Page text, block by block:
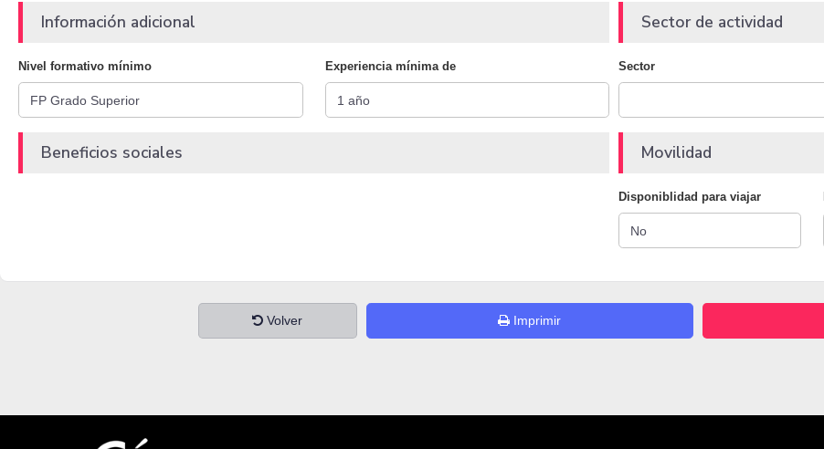
Información adicional
Nivel formativo mínimo Experiencia mínima de
Sector de actividad
Sector
Beneficios sociales Movilidad
Disponiblidad para viajar
Volver Imprimir